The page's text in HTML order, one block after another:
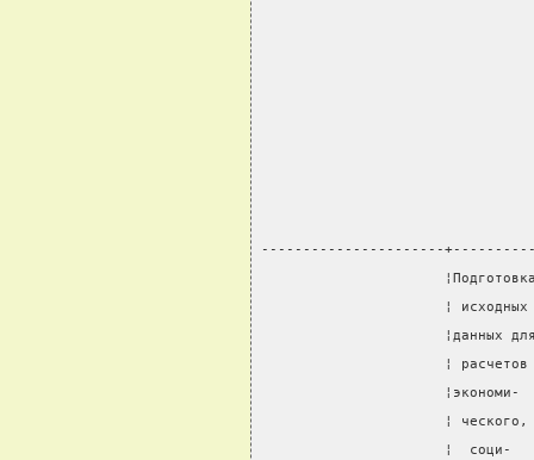
----------------------
¦
¦данных
¦
¦экономи-
¦
¦  соци-